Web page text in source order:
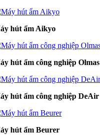
hút ẩm Aikyo
hút ẩm công nghiệp Olmas
hút ẩm công nghiệp DeAir
hút ẩm Beurer